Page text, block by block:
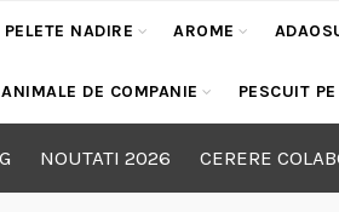
PELETE NADIRE AROME
DE COMPANIE PESCUIT
NOUTATI 2026 CERERE